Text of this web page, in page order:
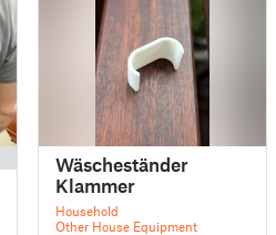
Wäscheständer
Klammer
Household
Other House Equipment